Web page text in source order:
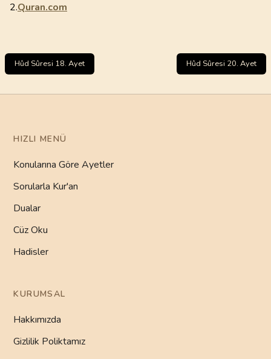
2.Quran.com
Hûd Sûresi 18. Ayet Hûd Sûresi 20. Ayet
HIZLI MENÜ
Konularına Göre Ayetler
Sorularla Kur'an
Dualar
Cüz Oku
Hadisler
KURUMSAL
Hakkımızda
Gizlilik Poliktamız